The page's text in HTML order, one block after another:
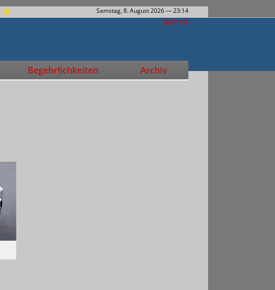
Samstag, 8. August 2026— 23:14
Begehrlichkeiten Archiv